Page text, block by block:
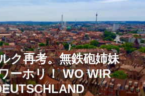
ク再考。無鉄砲姉妹
ーホリ！ WO WIR